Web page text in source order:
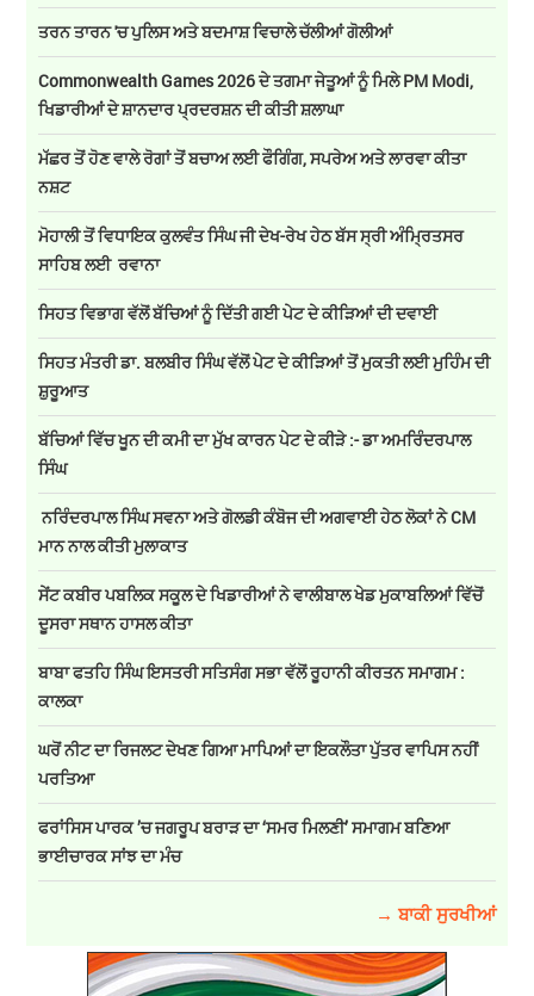
ਤਰਨ ਤਾਰਨ 'ਚ ਪੁਲਿਸ ਅਤੇ ਬਦਮਾਸ਼ ਵਿਚਾਲੇ ਚੱਲੀਆਂ ਗੋਲੀਆਂ
Commonwealth Games 2026 ਦੇ ਤਗਮਾ ਜੇਤੂਆਂ ਨੂੰ ਮਿਲੇ PM Modi,
ਖਿਡਾਰੀਆਂ ਦੇ ਸ਼ਾਨਦਾਰ ਪ੍ਰਦਰਸ਼ਨ ਦੀ ਕੀਤੀ ਸ਼ਲਾਘਾ
ਮੱਛਰ ਤੋਂ ਹੋਣ ਵਾਲੇ ਰੋਗਾਂ ਤੋਂ ਬਚਾਅ ਲਈ ਫੌਗਿੰਗ, ਸਪਰੇਅ ਅਤੇ ਲਾਰਵਾ ਕੀਤਾ
ਨਸ਼ਟ
ਮੋਹਾਲੀ ਤੋਂ ਵਿਧਾਇਕ ਕੁਲਵੰਤ ਸਿੰਘ ਜੀ ਦੇਖ-ਰੇਖ ਹੇਠ ਬੱਸ ਸ੍ਰੀ ਅੰਮ੍ਰਿਤਸਰ
ਸਾਹਿਬ ਲਈ ਰਵਾਨਾ
ਸਿਹਤ ਵਿਭਾਗ ਵੱਲੋਂ ਬੱਚਿਆਂ ਨੂੰ ਦਿੱਤੀ ਗਈ ਪੇਟ ਦੇ ਕੀੜਿਆਂ ਦੀ ਦਵਾਈ
ਸਿਹਤ ਮੰਤਰੀ ਡਾ. ਬਲਬੀਰ ਸਿੰਘ ਵੱਲੋਂ ਪੇਟ ਦੇ ਕੀੜਿਆਂ ਤੋਂ ਮੁਕਤੀ ਲਈ ਮੁਹਿੰਮ ਦੀ
ਸ਼ੁਰੂਆਤ
ਬੱਚਿਆਂ ਵਿੱਚ ਖੂਨ ਦੀ ਕਮੀ ਦਾ ਮੁੱਖ ਕਾਰਨ ਪੇਟ ਦੇ ਕੀੜੇ :- ਡਾ ਅਮਰਿੰਦਰਪਾਲ
ਸਿੰਘ
ਨਰਿੰਦਰਪਾਲ ਸਿੰਘ ਸਵਨਾ ਅਤੇ ਗੋਲਡੀ ਕੰਬੋਜ ਦੀ ਅਗਵਾਈ ਹੇਠ ਲੋਕਾਂ ਨੇ CM
ਮਾਨ ਨਾਲ ਕੀਤੀ ਮੁਲਾਕਾਤ
ਸੇਂਟ ਕਬੀਰ ਪਬਲਿਕ ਸਕੂਲ ਦੇ ਖਿਡਾਰੀਆਂ ਨੇ ਵਾਲੀਬਾਲ ਖੇਡ ਮੁਕਾਬਲਿਆਂ ਵਿੱਚੋਂ
ਦੂਸਰਾ ਸਥਾਨ ਹਾਸਲ ਕੀਤਾ
ਬਾਬਾ ਫਤਹਿ ਸਿੰਘ ਇਸਤਰੀ ਸਤਿਸੰਗ ਸਭਾ ਵੱਲੋਂ ਰੂਹਾਨੀ ਕੀਰਤਨ ਸਮਾਗਮ :
ਕਾਲਕਾ
ਘਰੋਂ ਨੀਟ ਦਾ ਰਿਜਲਟ ਦੇਖਣ ਗਿਆ ਮਾਪਿਆਂ ਦਾ ਇਕਲੌਤਾ ਪੁੱਤਰ ਵਾਪਿਸ ਨਹੀਂ
ਪਰਤਿਆ
ਫਰਾਂਸਿਸ ਪਾਰਕ ’ਚ ਜਗਰੂਪ ਬਰਾੜ ਦਾ ‘ਸਮਰ ਮਿਲਣੀ’ ਸਮਾਗਮ ਬਣਿਆ
ਭਾਈਚਾਰਕ ਸਾਂਝ ਦਾ ਮੰਚ
→ ਬਾਕੀ ਸੁਰਖੀਆਂ